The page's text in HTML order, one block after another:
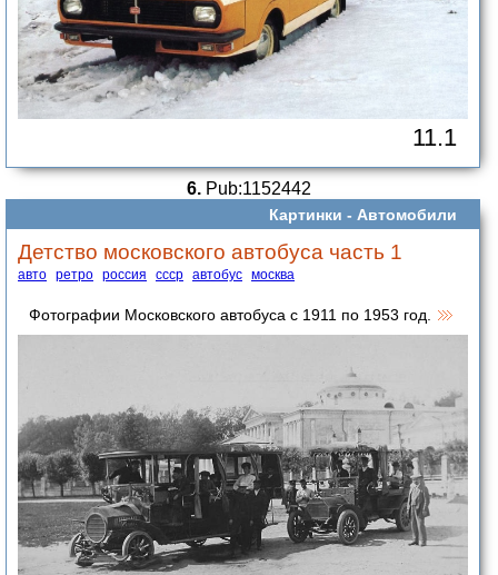
11.1
6. Pub:1152442
Картинки - Автомобили
Детство московского автобуса часть 1
авто ретро россия ссср автобус москва
Фотографии Московского автобуса с 1911 по 1953 год.